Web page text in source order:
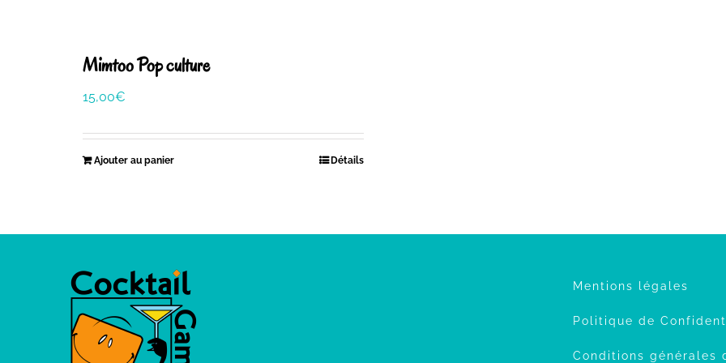
Mimtoo Pop culture
15,00€
Ajouter au panier Détails
Mentions légales
Politique de
Conditions générales